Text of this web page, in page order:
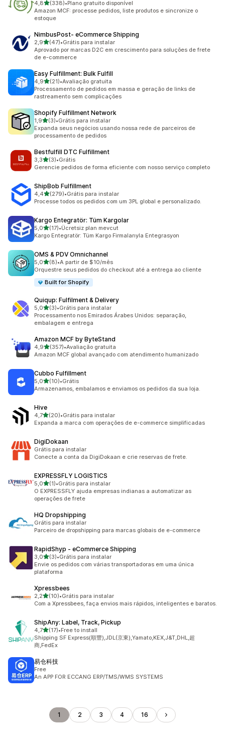
4,8de 5 estrelas
(338)
338 avaliações ao todo
•Plano gratuito disponível
Amazon MCF: processe pedidos, liste produtos e sincronize o
estoque
NimbusPost‑ eCommerce Shipping
2,9de 5 estrelas
(47)
47 avaliações ao todo
•Grátis para instalar
Aprovado por marcas D2C em crescimento para soluções de frete
de e-commerce
Easy Fulfillment: Bulk Fulfill
4,9de 5 estrelas
(21)
21 avaliações ao todo
•Avaliação gratuita
Processamento de pedidos em massa e geração de links de
rastreamento sem complicações
Shopify Fulfillment Network
1,9de 5 estrelas
(3)
3 avaliações ao todo
•Grátis para instalar
Expanda seus negócios usando nossa rede de parceiros de
processamento de pedidos
Bestfulfill DTC Fulfillment
3,3de 5 estrelas
(3)
3 avaliações ao todo
•Grátis
Gerencie pedidos de forma eficiente com nosso serviço completo
ShipBob Fulfillment
4,4de 5 estrelas
(279)
279 avaliações ao todo
•Grátis para instalar
Processe todos os pedidos com um 3PL global e personalizado.
Kargo Entegratör: Tüm Kargolar
5,0de 5 estrelas
(17)
17 avaliações ao todo
•Ücretsiz plan mevcut
Kargo Entegratör: Tüm Kargo Firmalarıyla Entegrasyon
OMS & PDV Omnichannel
5,0de 5 estrelas
(8)
8 avaliações ao todo
•A partir de $10/mês
Orquestre seus pedidos do checkout até a entrega ao cliente
Built for Shopify
Quiqup: Fulfilment & Delivery
5,0de 5 estrelas
(3)
3 avaliações ao todo
•Grátis para instalar
Processamento nos Emirados Árabes Unidos: separação,
embalagem e entrega
Amazon MCF by ByteStand
4,9de 5 estrelas
(357)
357 avaliações ao todo
•Avaliação gratuita
Amazon MCF global avançado com atendimento humanizado
Cubbo Fulfillment
5,0de 5 estrelas
(10)
10 avaliações ao todo
•Grátis
Armazenamos, embalamos e enviamos os pedidos da sua loja.
Hive
4,7de 5 estrelas
(20)
20 avaliações ao todo
•Grátis para instalar
Expanda a marca com operações de e-commerce simplificadas
DigiDokaan
Grátis para instalar
Conecte a conta da DigiDokaan e crie reservas de frete.
EXPRESSFLY LOGISTICS
5,0de 5 estrelas
(1)
1 avaliações ao todo
•Grátis para instalar
O EXPRESSFLY ajuda empresas indianas a automatizar as
operações de frete
HQ Dropshipping
Grátis para instalar
Parceiro de dropshipping para marcas globais de e-commerce
RapidShyp ‑ eCommerce Shipping
3,0de 5 estrelas
(3)
3 avaliações ao todo
•Grátis para instalar
Envie os pedidos com várias transportadoras em uma única
plataforma
Xpressbees
2,2de 5 estrelas
(10)
10 avaliações ao todo
•Grátis para instalar
Com a Xpressbees, faça envios mais rápidos, inteligentes e baratos.
ShipAny: Label, Track, Pickup
4,7de 5 estrelas
(17)
17 avaliações ao todo
•Free to install
Shipping SF Express(順豐),JDL(京東),Yamato,KEX,J&T,DHL,超
商,FedEx
易仓科技
Free
An APP FOR ECCANG ERP/TMS/WMS SYSTEMS
1 2 3 4 16